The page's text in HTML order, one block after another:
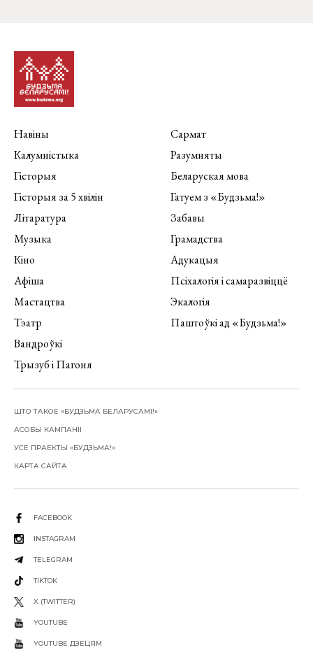
Навіны
Калумністыка
Гісторыя
Гісторыя за 5 хвілін
Літаратура
Музыка
Кіно
Афіша
Мастацтва
Тэатр
Вандроўкі
Трызуб і Пагоня
Сармат
Разумняты
Беларуская мова
Гатуем з «Будзьма!»
Забавы
Грамадства
Адукацыя
Псіхалогія і самаразвіццё
Экалогія
Паштоўкі ад «Будзьма!»
ШТО ТАКОЕ «БУДЗЬМА БЕЛАРУСАМІ!»
АСОБЫ КАМПАНІІ
УСЕ ПРАЕКТЫ «БУДЗЬМА!»
КАРТА САЙТА
FACEBOOK
INSTAGRAM
TELEGRAM
TIKTOK
X (TWITTER)
YOUTUBE
YOUTUBE ДЗЕЦЯМ